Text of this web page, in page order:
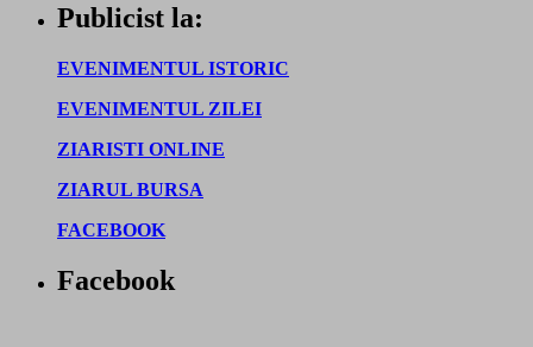
Publicist la:
EVENIMENTUL ISTORIC
EVENIMENTUL ZILEI
ZIARISTI ONLINE
ZIARUL BURSA
FACEBOOK
Facebook